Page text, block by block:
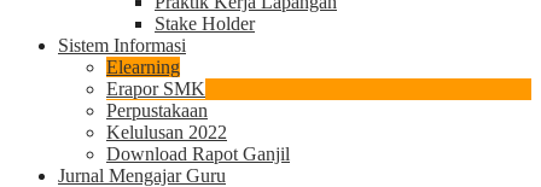
Stake Holder
Sistem Informasi
Elearning
Erapor SMK
Perpustakaan
Kelulusan 2022
Download Rapot Ganjil
Jurnal Mengajar Guru